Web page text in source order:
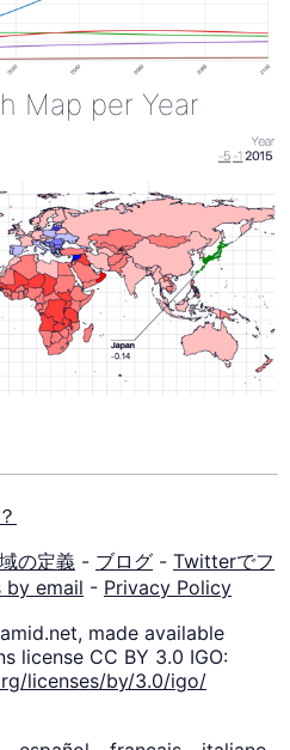
Map per Year
の定義 - ブログ - Twitterでフ
by email - Privacy Policy
made available
license CC BY 3.0 IGO:
licenses/by/3.0/igo/